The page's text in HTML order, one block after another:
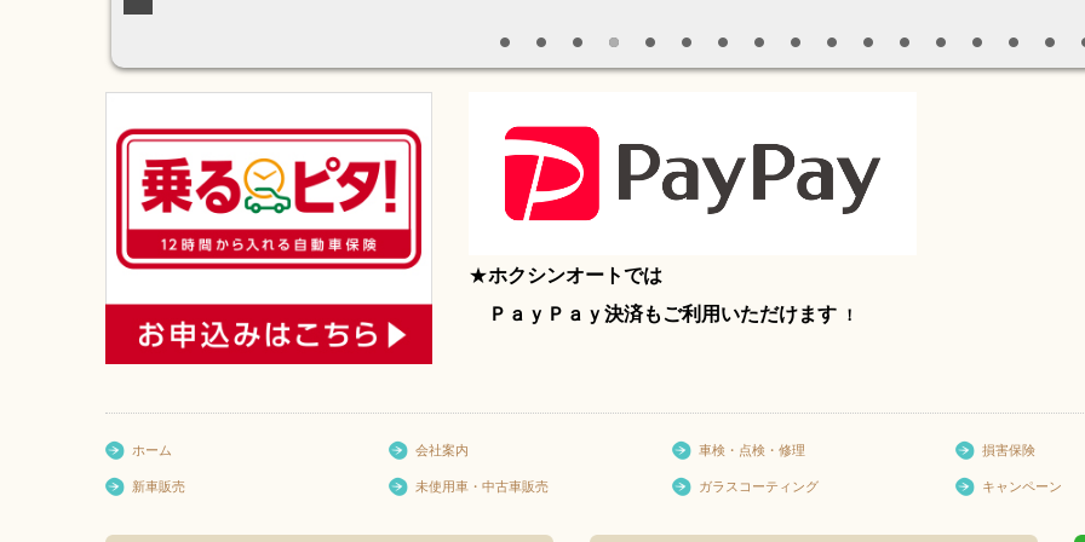
★ホクシンオートでは
ＰａｙＰａｙ決済もご利用いただけます ！
ホーム 会社案内 車検・点検・修理 損害保険
新車販売 未使用車・中古車販売 ガラスコーティング キャンペーン